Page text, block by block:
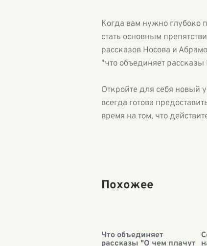
Когда вам нужно глубоко
стать основным
рассказов Носова и
"что объединяет
Откройте для себя новый
всегда готова
время на том, что
Похожее
Что объединяет
рассказы "О чем плачут